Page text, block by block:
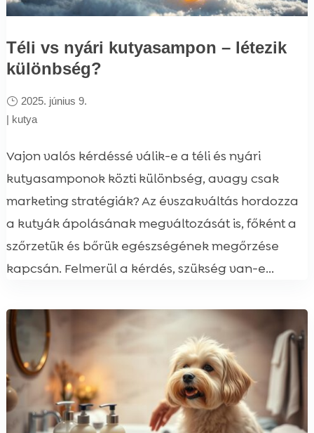
Téli vs nyári kutyasampon – létezik
különbség?
2025. június 9.
| kutya
Vajon valós kérdéssé válik-e a téli és nyári
kutyasamponok közti különbség, avagy csak
marketing stratégiák? Az évszakváltás hordozza
a kutyák ápolásának megváltozását is, főként a
szőrzetük és bőrük egészségének megőrzése
kapcsán. Felmerül a kérdés, szükség van-e...